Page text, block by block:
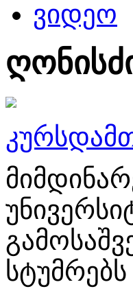
ვიდეო